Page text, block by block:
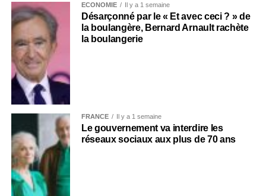
ECONOMIE Il y a 1 semaine
Désarçonné par le « Et avec ceci ? » de
la boulangère, Bernard Arnault rachète
la boulangerie
FRANCE Il y a 1 semaine
Le gouvernement va interdire les
réseaux sociaux aux plus de 70 ans